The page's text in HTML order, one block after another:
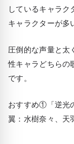
しているキャラ
キャラクターが多
圧倒的な声量と太
性キャラどちらの
です。
おすすめ①「逆光
翼：水樹奈々、天